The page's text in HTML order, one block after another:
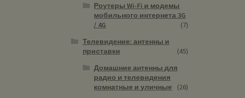
Роутеры Wi-Fi и модемы
мобильного интернета 3G
/ 4G
(7)
Телевидение: антенны и
приставки
(45)
Домашние антенны для
радио и телевидения
комнатные и уличные
(26)